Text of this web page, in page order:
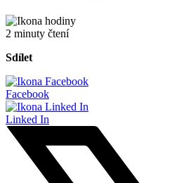
2 minuty čtení
Sdílet
Facebook
Linked In